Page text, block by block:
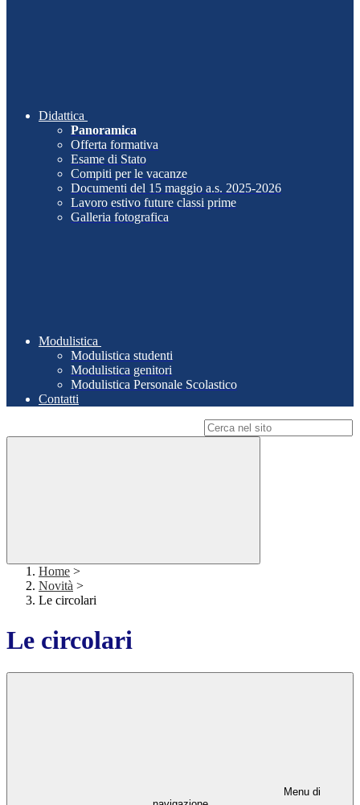
Didattica
Panoramica
Offerta formativa
Esame di Stato
Compiti per le vacanze
Documenti del 15 maggio a.s. 2025-2026
Lavoro estivo future classi prime
Galleria fotografica
Modulistica
Modulistica studenti
Modulistica genitori
Modulistica Personale Scolastico
Contatti
Home >
Novità >
Le circolari
Le circolari
Menu di